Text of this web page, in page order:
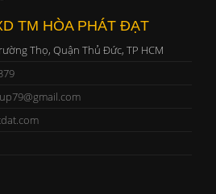
TM HÒA PHÁT ĐẠT
Thọ, Quận Thủ Đức, TP HCM